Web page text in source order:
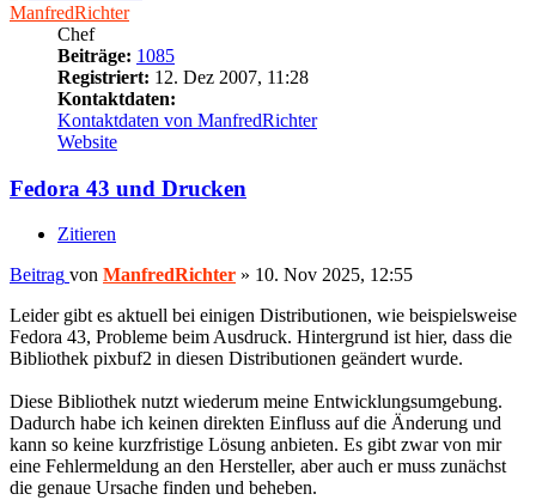
ManfredRichter
Chef
Beiträge: 1085
Registriert: 12. Dez 2007, 11:28
Kontaktdaten:
Kontaktdaten von ManfredRichter
Website
Fedora 43 und Drucken
Zitieren
Beitrag von ManfredRichter » 10. Nov 2025, 12:55
Leider gibt es aktuell bei einigen Distributionen, wie beispielsweise
Fedora 43, Probleme beim Ausdruck. Hintergrund ist hier, dass die
Bibliothek pixbuf2 in diesen Distributionen geändert wurde.
Diese Bibliothek nutzt wiederum meine Entwicklungsumgebung.
Dadurch habe ich keinen direkten Einfluss auf die Änderung und
kann so keine kurzfristige Lösung anbieten. Es gibt zwar von mir
eine Fehlermeldung an den Hersteller, aber auch er muss zunächst
die genaue Ursache finden und beheben.